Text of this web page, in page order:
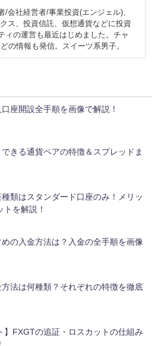
/会社経営者/事業投資(エンジェル)、
ス、投資信託、仮想通貨などに投資
ィの運営も最近はじめました。チャ
の情報も発信。スイーツ系男子。
座開設全手順を画像で解説！
きる通貨ペアの特徴＆スプレッドま
類はスタンダード口座のみ！メリッ
トを解説！
の入金方法は？入金の全手順を画像
法は何種類？それぞれの特徴を徹底
】FXGTの追証・ロスカットの仕組み